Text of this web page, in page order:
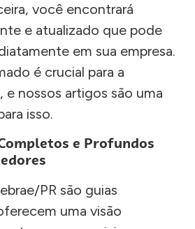
você encontrará
e atualizado que pode
em sua empresa.
é crucial para a
nossos artigos são uma
isso.
e Profundos
PR são guias
uma visão